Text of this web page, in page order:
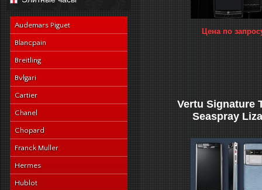
Audemars Piguet
Blancpain
Breitling
Bvlgari
Cartier
Chanel
Chopard
Franck Muller
Hermes
Hublot
Цена по
Vertu Signature
Seaspray